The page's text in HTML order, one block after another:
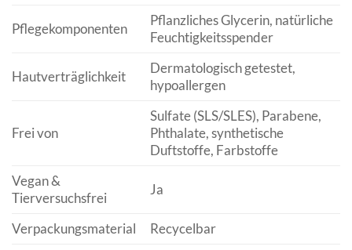
Pflegekomponenten
Pflanzliches Glycerin, natürliche
Feuchtigkeitsspender
Hautverträglichkeit
Dermatologisch getestet,
hypoallergen
Frei von
Sulfate (SLS/SLES), Parabene,
Phthalate, synthetische
Duftstoffe, Farbstoffe
Vegan &
Tierversuchsfrei
Ja
Verpackungsmaterial Recycelbar